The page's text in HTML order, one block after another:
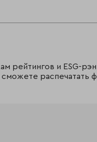
рейтингов и ESG-
распечатать